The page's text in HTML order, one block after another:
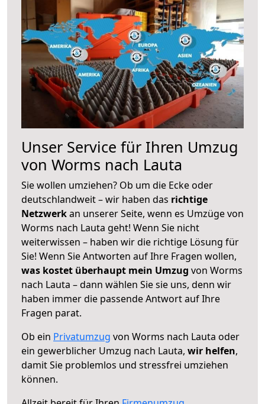
Unser Service für Ihren Umzug
von Worms nach Lauta
Sie wollen umziehen? Ob um die Ecke oder
deutschlandweit – wir haben das richtige
Netzwerkan unserer Seite, wenn es Umzüge von
Worms nach Lauta geht! Wenn Sie nicht
weiterwissen – haben wir die richtige Lösung für
Sie! Wenn Sie Antworten auf Ihre Fragen wollen,
was kostet überhaupt mein Umzug von Worms
nach Lauta – dann wählen Sie sie uns, denn wir
haben immer die passende Antwort auf Ihre
Fragen parat.
Ob ein Privatumzug von Worms nach Lauta oder
ein gewerblicher Umzug nach Lauta, wir helfen,
damit Sie problemlos und stressfrei umziehen
können.